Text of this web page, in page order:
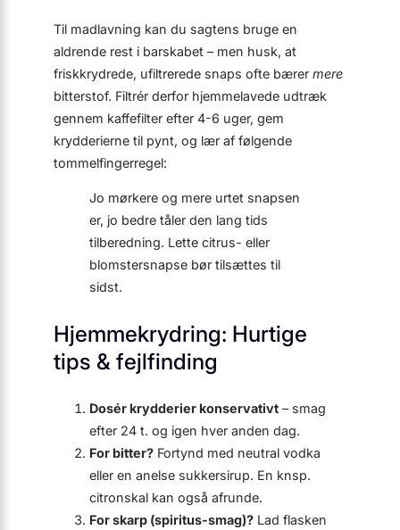
Til madlavning kan du sagtens bruge en
aldrende rest i barskabet – men husk, at
friskkrydrede, ufiltrerede snaps ofte bærer mere
bitterstof. Filtrér derfor hjemmelavede udtræk
gennem kaffefilter efter 4-6 uger, gem
krydderierne til pynt, og lær af følgende
tommelfingerregel:
Jo mørkere og mere urtet snapsen
er, jo bedre tåler den lang tids
tilberedning. Lette citrus- eller
blomstersnapse bør tilsættes til
sidst.
Hjemmekrydring: Hurtige
tips & fejlfinding
Dosér krydderier konservativt – smag
efter 24 t. og igen hver anden dag.
For bitter? Fortynd med neutral vodka
eller en anelse sukkersirup. En knsp.
citronskal kan også afrunde.
For skarp (spiritus-smag)? Lad flasken